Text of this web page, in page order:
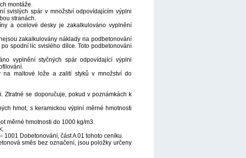
montáže.
svislých spár v množství odpovídajícím výplni
stranách.
a ocelové desky je zakalkulováno vyplnění
zakalkulovány náklady na podbetonování
spodní líc svislého dílce. Toto podbetonování
vyplnění styčných spár odpovídající výplni
na maltové lože a zalití styků v množství do
Ztratné se doporučuje, pokud v poznámkách k
hmot, s keramickou výplní měrné hmotnosti
měrné hmotnosti do 1000 kg/m3.
Dobetonování, část A 01 tohoto ceníku.
směs bez označení, jsou položky určeny